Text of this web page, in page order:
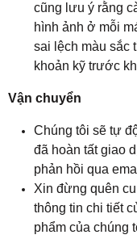
cũng lưu ý rằng
hình ảnh ở mỗi
sai lệch màu sắc
khoản kỹ trước
Vận chuyển
Chúng tôi sẽ tự
đã hoàn tất giao
phản hồi qua
Xin đừng quên
thông tin chi tiết
phẩm của chúng